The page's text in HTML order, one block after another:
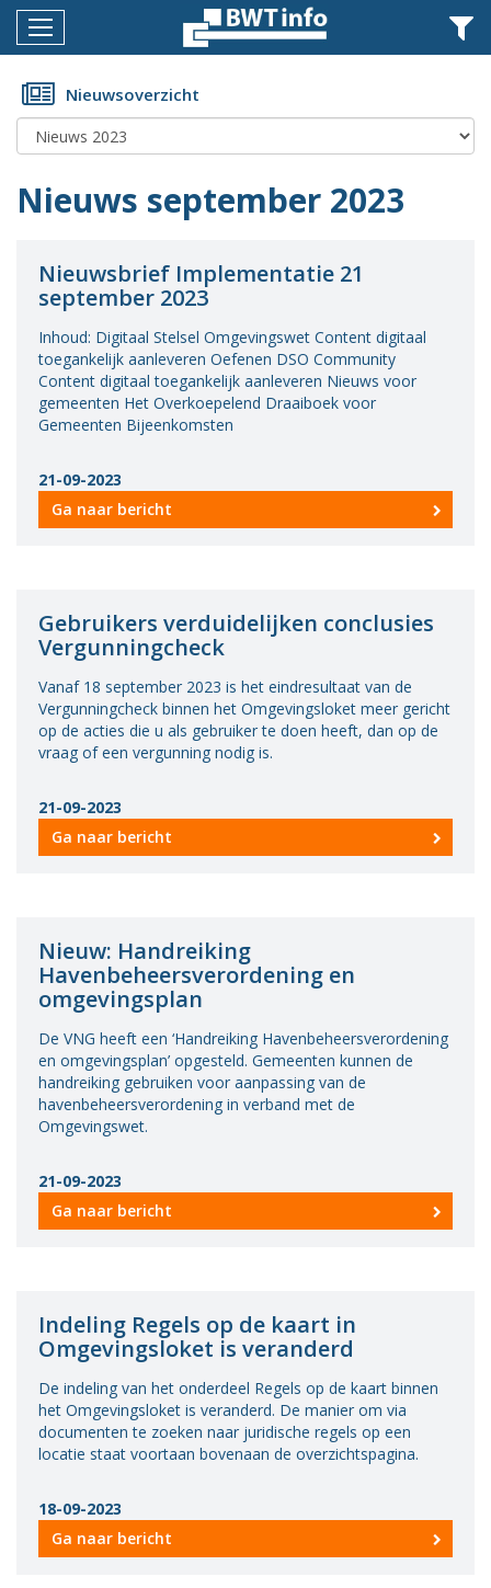
Menu
Home
Nieuws
Documenten
Dossiers
Fotoalbums
Opleidingen
Over
BWT
Vacatures
Contact
Nieuwsoverzicht
Nieuws september 2023
Nieuwsbrief Implementatie 21
september 2023
Inhoud: Digitaal Stelsel Omgevingswet Content digitaal
toegankelijk aanleveren Oefenen DSO Community
Content digitaal toegankelijk aanleveren Nieuws voor
gemeenten Het Overkoepelend Draaiboek voor
Gemeenten Bijeenkomsten
21-09-2023
Ga naar bericht
Gebruikers verduidelijken conclusies
Vergunningcheck
Vanaf 18 september 2023 is het eindresultaat van de
Vergunningcheck binnen het Omgevingsloket meer gericht
op de acties die u als gebruiker te doen heeft, dan op de
vraag of een vergunning nodig is.
21-09-2023
Ga naar bericht
Nieuw: Handreiking
Havenbeheersverordening en
omgevingsplan
De VNG heeft een ‘Handreiking Havenbeheersverordening
en omgevingsplan’ opgesteld. Gemeenten kunnen de
handreiking gebruiken voor aanpassing van de
havenbeheersverordening in verband met de
Omgevingswet.
21-09-2023
Ga naar bericht
Indeling Regels op de kaart in
Omgevingsloket is veranderd
De indeling van het onderdeel Regels op de kaart binnen
het Omgevingsloket is veranderd. De manier om via
documenten te zoeken naar juridische regels op een
locatie staat voortaan bovenaan de overzichtspagina.
18-09-2023
Ga naar bericht